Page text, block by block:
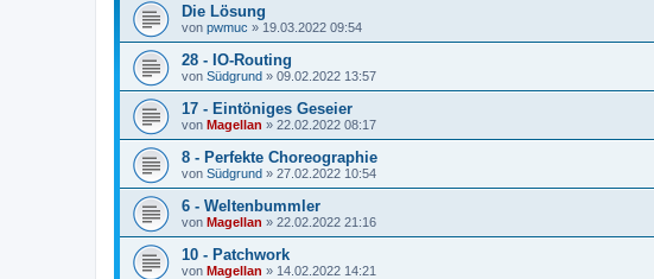
Die Lösung
von pwmuc » 19.03.2022 09:54
28 - IO-Routing
von Südgrund » 09.02.2022 13:57
17 - Eintöniges Geseier
von Magellan » 22.02.2022 08:17
8 - Perfekte Choreographie
von Südgrund » 27.02.2022 10:54
6 - Weltenbummler
von Magellan » 22.02.2022 21:16
10 - Patchwork
von Magellan » 14.02.2022 14:21